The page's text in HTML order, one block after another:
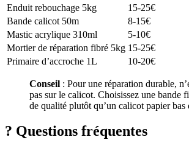
Enduit rebouchage 5kg
15-25€
Bande calicot 50m
8-15€
Mastic acrylique 310ml
5-10€
Mortier de réparation fibré 5kg 15-25€
Primaire d’accroche 1L
10-20€
Conseil : Pour une réparation durable,
pas sur le calicot. Choisissez une bande
de qualité plutôt qu’un calicot papier bas
? Questions fréquentes